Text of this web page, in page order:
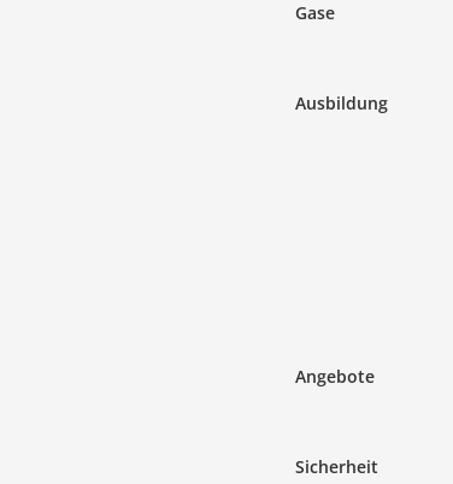
Gase
Ausbildung
Angebote
Sicherheit